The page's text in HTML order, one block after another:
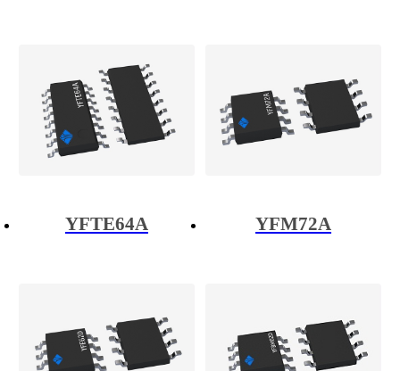
YFTE64A YFM72A